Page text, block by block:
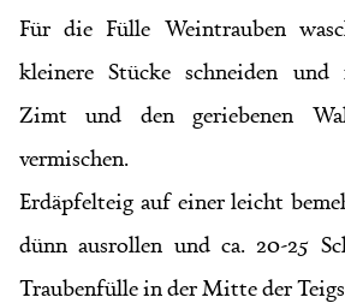
Für die Fülle Weintrauben
kleinere Stücke schneiden und
Zimt und den geriebenen
vermischen.
Erdäpfelteig auf einer leicht
dünn ausrollen und ca. 20-25
Traubenfülle in der Mitte der